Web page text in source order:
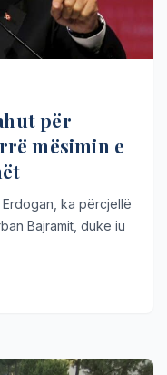
për
mësimin e
ka përcjellë
Bajramit, duke iu